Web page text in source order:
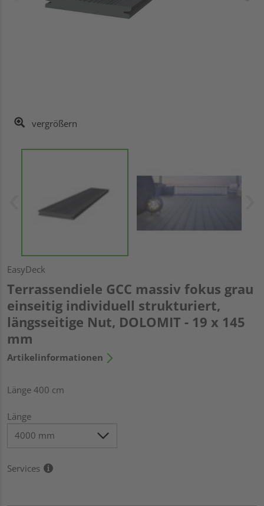
vergrößern
EasyDeck
Terrassendiele GCC massiv fokus grau
einseitig individuell strukturiert,
längsseitige Nut, DOLOMIT - 19 x 145
mm
Artikelinformationen
Länge 400 cm
Länge
Services